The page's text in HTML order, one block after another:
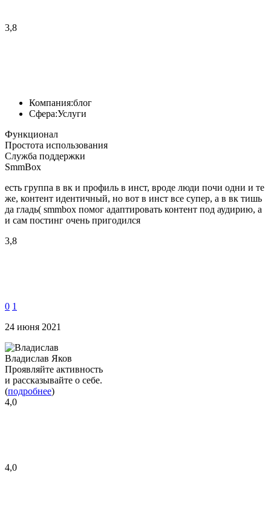
3,8
Компания:блог
Сфера:Услуги
Функционал
Простота использования
Служба поддержки
SmmBox
есть группа в вк и профиль в инст, вроде люди почи одни и те
же, контент идентичный, но вот в инст все супер, а в вк тишь
да гладь( smmbox помог адаптировать контент под аудирию, а
и сам постинг очень пригодился
3,8
0 1
24 июня 2021
Владислав Яков
Проявляйте активность
и рассказывайте о себе.
(подробнее)
4,0
4,0